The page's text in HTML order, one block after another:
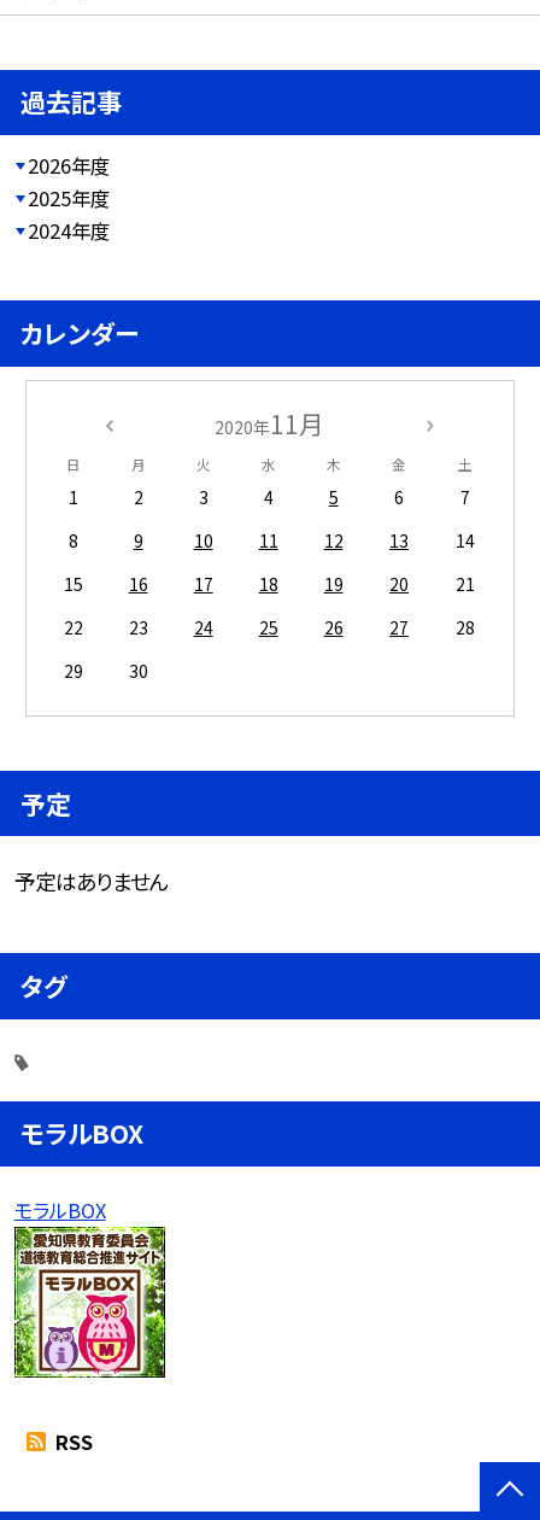
過去記事
2026年度
2025年度
2024年度
カレンダー
2020年11月
日 月 火 水 木 金 土
1 2 3 4 5 6
7
8
9 10 11 12 13
14
15
16 17 18 19 20
21
22
23 24 25 26 27
28
29
30
予定
予定はありません
タグ
モラルBOX
モラルBOX
RSS